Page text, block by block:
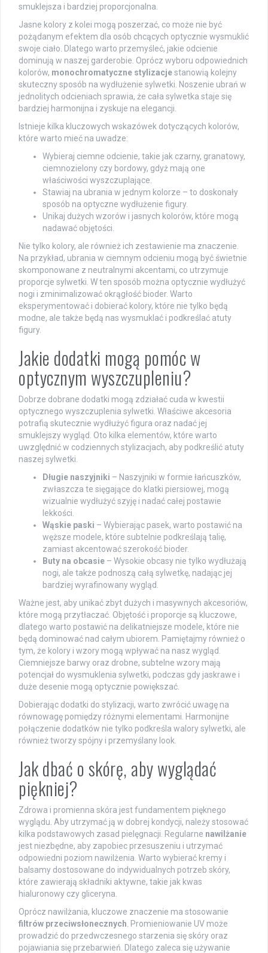
smuklejsza i bardziej proporcjonalna.
Jasne kolory z kolei mogą poszerzać, co może nie być
pożądanym efektem dla osób chcących optycznie wysmuklić
swoje ciało. Dlatego warto przemyśleć, jakie odcienie
dominują w naszej garderobie. Oprócz wyboru odpowiednich
kolorów, monochromatyczne stylizacjestanowią kolejny
skuteczny sposób na wydłużenie sylwetki. Noszenie ubrań w
jednolitych odcieniach sprawia, że cała sylwetka staje się
bardziej harmonijna i zyskuje na elegancji.
Istnieje kilka kluczowych wskazówek dotyczących kolorów,
które warto mieć na uwadze:
Wybieraj ciemne odcienie, takie jak czarny, granatowy,
ciemnozielony czy bordowy, gdyż mają one
właściwości wyszczuplające.
Stawiaj na ubrania w jednym kolorze – to doskonały
sposób na optyczne wydłużenie figury.
Unikaj dużych wzorów i jasnych kolorów, które mogą
nadawać objętości.
Nie tylko kolory, ale również ich zestawienie ma znaczenie.
Na przykład, ubrania w ciemnym odcieniu mogą być świetnie
skomponowane z neutralnymi akcentami, co utrzymuje
proporcje sylwetki. W ten sposób można optycznie wydłużyć
nogi i zminimalizować okrągłość bioder. Warto
eksperymentować i dobierać kolory, które nie tylko będą
modne, ale także będą nas wysmuklać i podkreślać atuty
figury.
Jakie dodatki mogą pomóc w
optycznym wyszczupleniu?
Dobrze dobrane dodatki mogą zdziałać cuda w kwestii
optycznego wyszczuplenia sylwetki. Właściwe akcesoria
potrafią skutecznie wydłużyć figura oraz nadać jej
smuklejszy wygląd. Oto kilka elementów, które warto
uwzględnić w codziennych stylizacjach, aby podkreślić atuty
naszej sylwetki.
Długie naszyjniki – Naszyjniki w formie łańcuszków,
zwłaszcza te sięgające do klatki piersiowej, mogą
wizualnie wydłużyć szyję i nadać całej postawie
lekkości.
Wąskie paski – Wybierając pasek, warto postawić na
węższe modele, które subtelnie podkreślają talię,
zamiast akcentować szerokość bioder.
Buty na obcasie – Wysokie obcasy nie tylko wydłużają
nogi, ale także podnoszą całą sylwetkę, nadając jej
bardziej wyrafinowany wygląd.
Ważne jest, aby unikać zbyt dużych i masywnych akcesoriów,
które mogą przytłaczać. Objętość i proporcje są kluczowe,
dlatego warto postawić na delikatniejsze modele, które nie
będą dominować nad całym ubiorem. Pamiętajmy również o
tym, że kolory i wzory mogą wpływać na nasz wygląd.
Ciemniejsze barwy oraz drobne, subtelne wzory mają
potencjał do wysmuklenia sylwetki, podczas gdy jaskrawe i
duże desenie mogą optycznie powiększać.
Dobierając dodatki do stylizacji, warto zwrócić uwagę na
równowagę pomiędzy różnymi elementami. Harmonijne
połączenie dodatków nie tylko podkreśla walory sylwetki, ale
również tworzy spójny i przemyślany look.
Jak dbać o skórę, aby wyglądać
piękniej?
Zdrowa i promienna skóra jest fundamentem pięknego
wyglądu. Aby utrzymać ją w dobrej kondycji, należy stosować
kilka podstawowych zasad pielęgnacji. Regularne nawilżanie
jest niezbędne, aby zapobiec przesuszeniu i utrzymać
odpowiedni poziom nawilżenia. Warto wybierać kremy i
balsamy dostosowane do indywidualnych potrzeb skóry,
które zawierają składniki aktywne, takie jak kwas
hialuronowy czy gliceryna.
Oprócz nawilżania, kluczowe znaczenie ma stosowanie
filtrów przeciwsłonecznych . Promieniowanie UV może
prowadzić do przedwczesnego starzenia się skóry oraz
pojawiania się przebarwień. Dlatego zaleca się używanie